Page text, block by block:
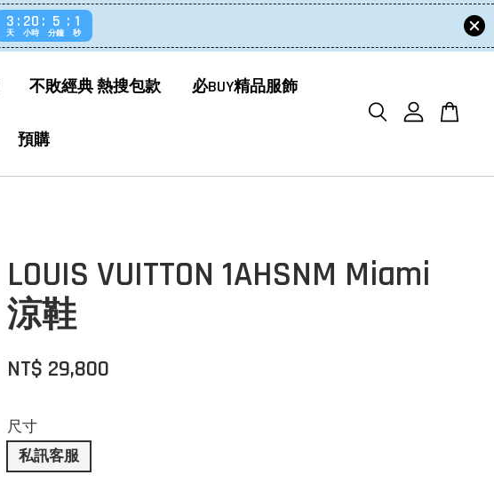
3
天
20
小時
5
分鐘
0
秒
不敗經典 熱搜包款 必BUY精品服飾
預購
LOUIS VUITTON 1AHSNM Miami
涼鞋
NT$ 29,800
尺寸
私訊客服